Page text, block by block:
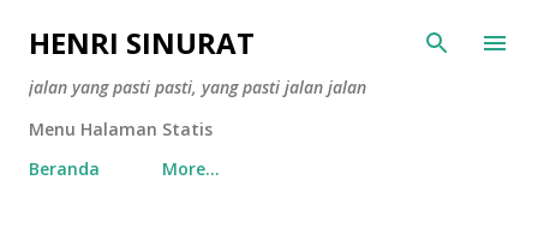
Skip to main content
HENRI SINURAT
jalan yang pasti pasti, yang pasti jalan jalan
Menu Halaman Statis
Beranda
More…